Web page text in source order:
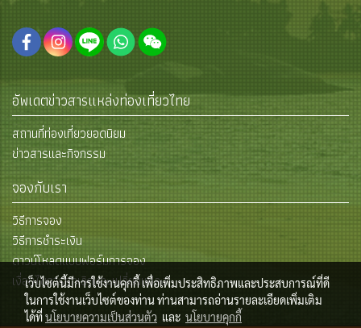
อัพเดตข่าวสารแหล่งท่องเที่ยวไทย
สถานที่ท่องเที่ยวยอดนิยม
ข่าวสารและกิจกรรม
จองกับเรา
วิธีการจอง
วิธีการชำระเงิน
ดาวน์โหลดแบบฟอร์มการจอง
เงื่อนไขการยกเลิกและเปลี่ยนแปลง
เว็บไซต์นี้มีการใช้งานคุกกี้ เพื่อเพิ่มประสิทธิภาพและประสบการณ์ที่ดี
ในการใช้งานเว็บไซต์ของท่าน ท่านสามารถอ่านรายละเอียดเพิ่มเติม
ได้ที่นโยบายความเป็นส่วนตัว และ นโยบายคุกกี้